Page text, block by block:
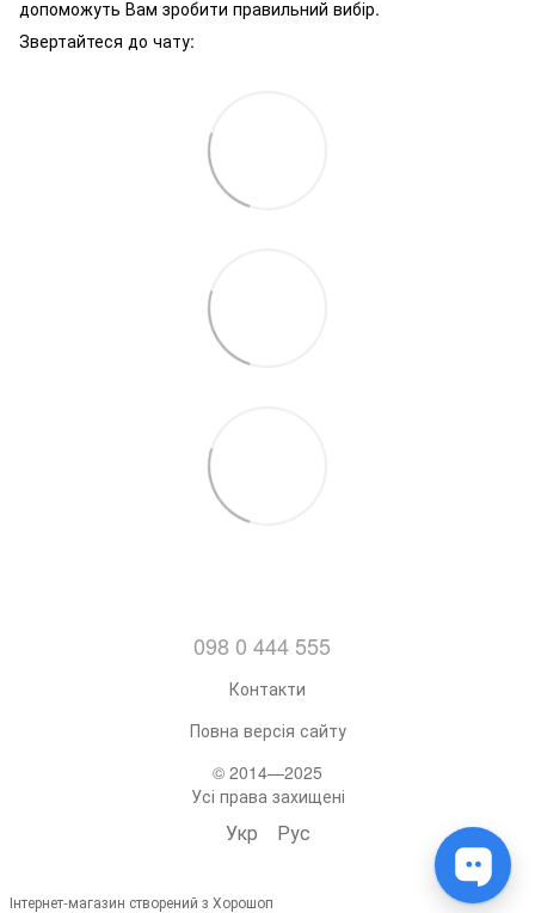
допоможуть Вам зробити правильний вибір.
Звертайтеся до чату:
098 0 444 555
Контакти
Повна версія сайту
© 2014—2025
Усі права захищені
Укр Рус
Інтернет-магазин створений з Хорошоп